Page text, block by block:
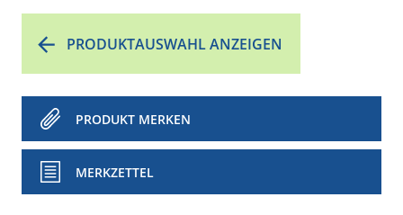
PRODUKTAUSWAHL ANZEIGEN
PRODUKT MERKEN
MERKZETTEL